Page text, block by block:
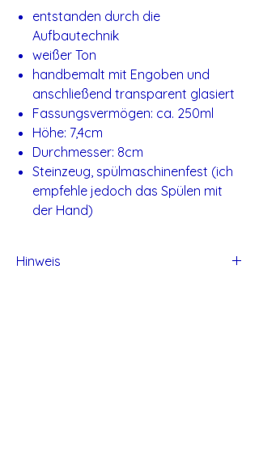
entstanden durch die
Aufbautechnik
weißer Ton
handbemalt mit Engoben und
anschließend transparent glasiert
Fassungsvermögen: ca. 250ml
Höhe: 7,4cm
Durchmesser: 8cm
Steinzeug, spülmaschinenfest (ich
empfehle jedoch das Spülen mit
der Hand)
Hinweis